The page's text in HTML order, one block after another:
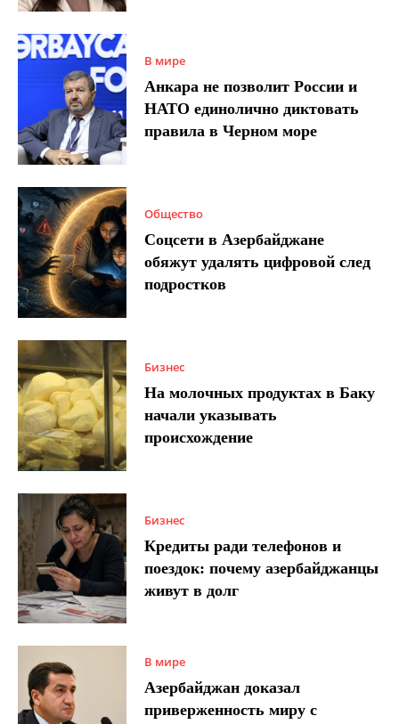
В мире
Анкара не позволит России и
НАТО единолично диктовать
правила в Черном море
Общество
Соцсети в Азербайджане
обяжут удалять цифровой след
подростков
Бизнес
На молочных продуктах в Баку
начали указывать
происхождение
Бизнес
Кредиты ради телефонов и
поездок: почему азербайджанцы
живут в долг
В мире
Азербайджан доказал
приверженность миру с